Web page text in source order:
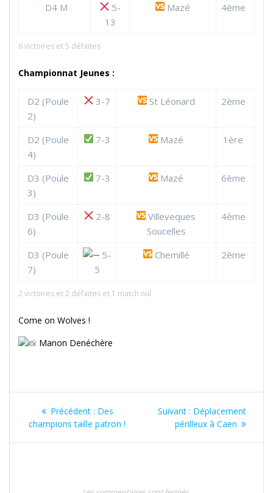
D4 M
5-
13
Mazé 4ème
6 victoires et 5 défaites
Championnat Jeunes :
D2 (Poule
2)
3-7 St Léonard 2ème
D2 (Poule
4)
7-3 Mazé 1ère
D3 (Poule
3)
7-3 Mazé 6ème
D3 (Poule
6)
2-8
Villeveques
Soucelles
4ème
D3 (Poule
7)
5-
5
Chemillé 2ème
2 victoires et 2 défaites et 1 match nul
Come on Wolves !
Manon Denéchère
Navigation
de
Précédent : Article
précédent
Des
champions taille patron !
Suivant : Article
suivant
Déplacement
périlleux à Caen